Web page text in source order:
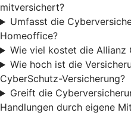
mitversichert?
Umfasst die
Homeoffice?
Wie viel kostet die Allianz
Wie hoch ist die
CyberSchutz-Versicherung?
Greift die
Handlungen durch eigene